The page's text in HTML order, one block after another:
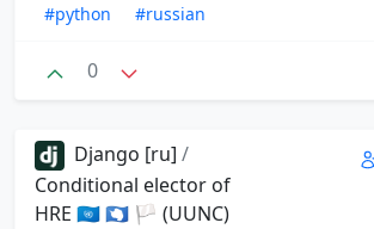
#python
#russian
0
Django [ru] /
Conditional elector of
HRE 🇺🇳 🇦🇶 🏳 (UUNC)